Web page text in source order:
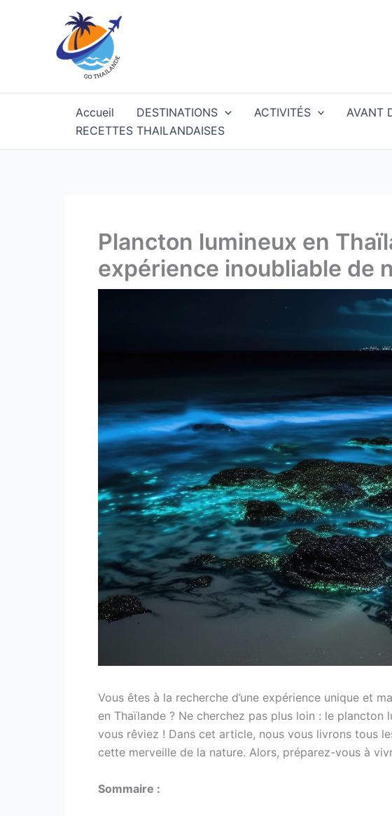
Accueil DESTINATIONS ACTIVITÉS AVANT
RECETTES THAILANDAISES
Plancton lumineux en
expérience inoubliable de
Vous êtes à la recherche d’une expérience unique et
en Thaïlande ? Ne cherchez pas plus loin : le plancton
vous rêviez ! Dans cet article, nous vous livrons tous
cette merveille de la nature. Alors, préparez-vous à
Sommaire :